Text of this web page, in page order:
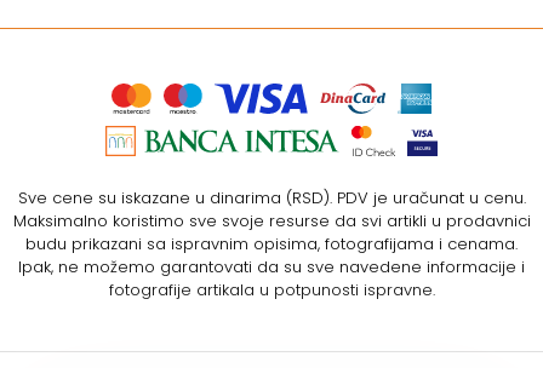
Sve cene su iskazane u dinarima (RSD). PDV je uračunat u cenu.
Maksimalno koristimo sve svoje resurse da svi artikli u prodavnici
budu prikazani sa ispravnim opisima, fotografijama i cenama.
Ipak, ne možemo garantovati da su sve navedene informacije i
fotografije artikala u potpunosti ispravne.